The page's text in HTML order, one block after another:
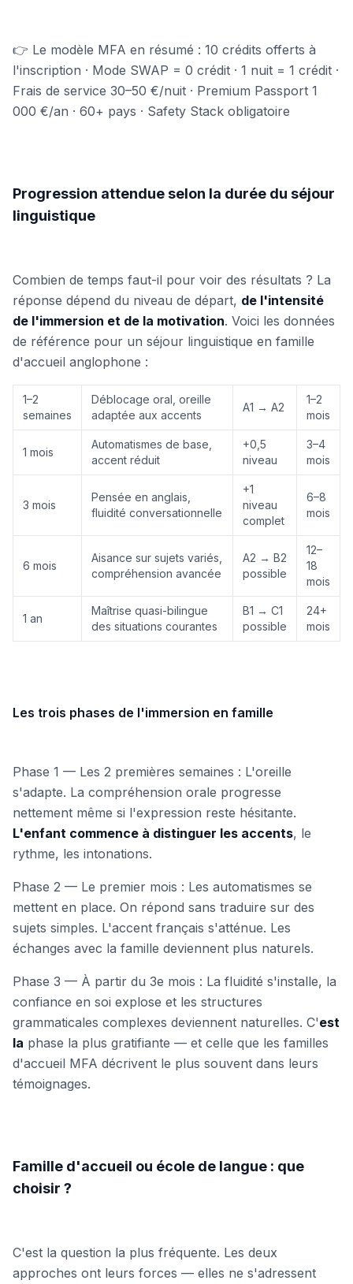
👉 Le modèle MFA en résumé : 10 crédits offerts à
l'inscription · Mode SWAP = 0 crédit · 1 nuit = 1 crédit ·
Frais de service 30–50 €/nuit · Premium Passport 1
000 €/an · 60+ pays · Safety Stack obligatoire
Progression attendue selon la durée du séjour
linguistique
Combien de temps faut-il pour voir des résultats ? La
réponse dépend du niveau de départ, de l'intensité
de l'immersion et de la motivation. Voici les données
de référence pour un séjour linguistique en famille
d'accueil anglophone :
1–2
semaines
Déblocage oral, oreille
adaptée aux accents
A1 → A2
1–2
mois
1 mois
Automatismes de base,
accent réduit
+0,5
niveau
3–4
mois
3 mois
Pensée en anglais,
fluidité conversationnelle
+1
niveau
complet
6–8
mois
6 mois
Aisance sur sujets variés,
compréhension avancée
A2 → B2
possible
12–
18
mois
1 an
Maîtrise quasi-bilingue
des situations courantes
B1 → C1
possible
24+
mois
Les trois phases de l'immersion en famille
Phase 1 — Les 2 premières semaines : L'oreille
s'adapte. La compréhension orale progresse
nettement même si l'expression reste hésitante.
L'enfant commence à distinguer les accents, le
rythme, les intonations.
Phase 2 — Le premier mois : Les automatismes se
mettent en place. On répond sans traduire sur des
sujets simples. L'accent français s'atténue. Les
échanges avec la famille deviennent plus naturels.
Phase 3 — À partir du 3e mois : La fluidité s'installe, la
confiance en soi explose et les structures
grammaticales complexes deviennent naturelles. C'est
la phase la plus gratifiante — et celle que les familles
d'accueil MFA décrivent le plus souvent dans leurs
témoignages.
Famille d'accueil ou école de langue : que
choisir ?
C'est la question la plus fréquente. Les deux
approches ont leurs forces — elles ne s'adressent